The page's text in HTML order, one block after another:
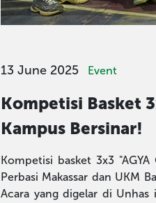
13 June 2025 Event
Kompetisi Basket
Kampus Bersinar!
Kompetisi basket 3x3
Perbasi Makassar dan UKM
Acara yang digelar di